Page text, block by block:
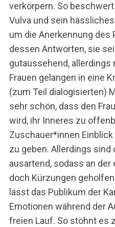
verkörpern. So
Vulva und sein
um die Anerkennung
dessen Antworten, sie
gutaussehend,
Frauen gelangen in eine
(zum Teil dialogisierten)
sehr schön, dass den
wird, ihr Inneres zu
Zuschauer*innen
zu geben. Allerdings sind
ausartend, sodass an der
doch Kürzungen
lässt das Publikum der
Emotionen während der
freien Lauf. So stöhnt es